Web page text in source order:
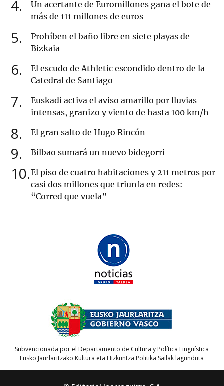
4
Un acertante de Euromillones gana el bote de
más de 111 millones de euros
5
Prohíben el baño libre en siete playas de
Bizkaia
6
El escudo de Athletic escondido dentro de la
Catedral de Santiago
7
Euskadi activa el aviso amarillo por lluvias
intensas, granizo y viento de hasta 100 km/h
8 El gran salto de Hugo Rincón
9 Bilbao sumará un nuevo bidegorri
10 El piso de cuatro habitaciones y 211 metros por
casi dos millones que triunfa en redes:
“Corred que vuela”
Subvencionada por el Departamento de Cultura y Política Lingüística
Eusko Jaurlaritzako Kultura eta Hizkuntza Politika Sailak lagunduta